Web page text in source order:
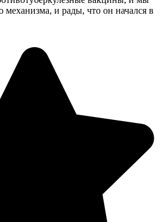
механизма, и рады, что он начался в